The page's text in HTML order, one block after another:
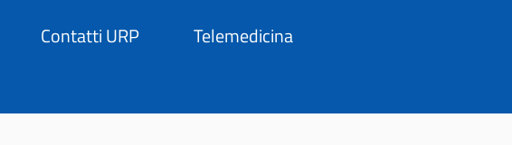
Contatti URP
Telemedicina